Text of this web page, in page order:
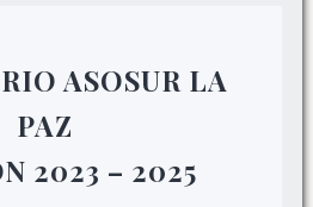
ASOSUR LA
PAZ
2023 – 2025